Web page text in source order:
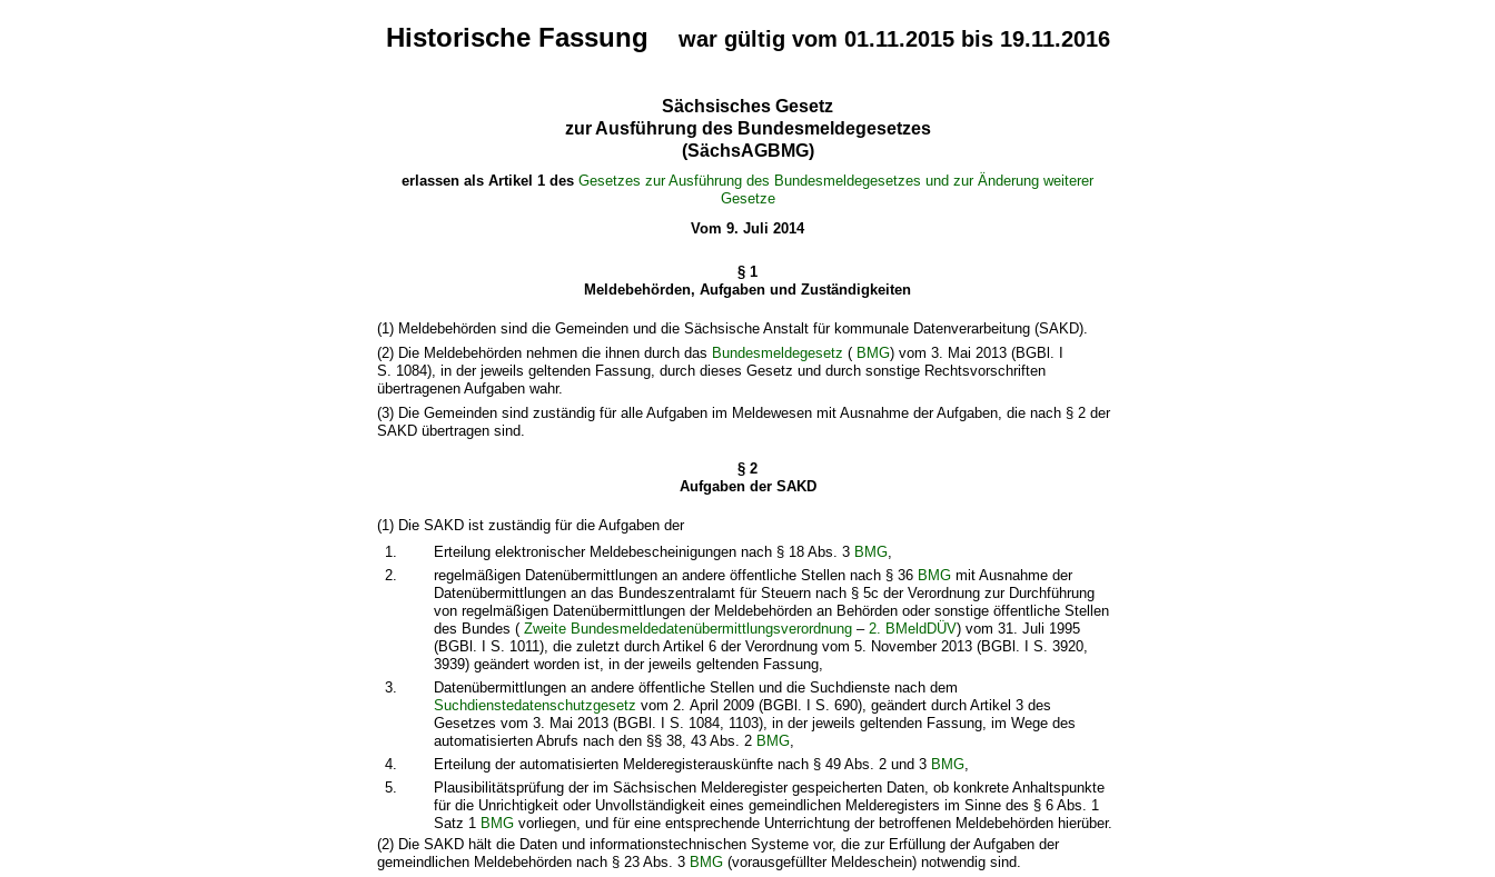
Historische Fassung war gültig vom 01.11.2015 bis 19.11.2016
Sächsisches Gesetz
zur Ausführung des Bundesmeldegesetzes
(SächsAGBMG)
erlassen als Artikel 1 des Gesetzes zur Ausführung des Bundesmeldegesetzes und zur Änderung weiterer
Gesetze
Vom 9. Juli 2014
§ 1
Meldebehörden, Aufgaben und Zuständigkeiten
(1) Meldebehörden sind die Gemeinden und die Sächsische Anstalt für kommunale Datenverarbeitung (SAKD).
(2) Die Meldebehörden nehmen die ihnen durch das Bundesmeldegesetz ( BMG) vom 3. Mai 2013 (BGBl. I
S. 1084), in der jeweils geltenden Fassung, durch dieses Gesetz und durch sonstige Rechtsvorschriften
übertragenen Aufgaben wahr.
(3) Die Gemeinden sind zuständig für alle Aufgaben im Meldewesen mit Ausnahme der Aufgaben, die nach § 2 der
SAKD übertragen sind.
§ 2
Aufgaben der SAKD
(1) Die SAKD ist zuständig für die Aufgaben der
1.
Erteilung elektronischer Meldebescheinigungen nach § 18 Abs. 3 BMG
2.
regelmäßigen Datenübermittlungen an andere öffentliche Stellen nach § 36 BMG mit Ausnahme der
Datenübermittlungen an das Bundeszentralamt für Steuern nach § 5c der Verordnung zur Durchführung
von regelmäßigen Datenübermittlungen der Meldebehörden an Behörden oder sonstige öffentliche Stellen
des Bundes (Zweite Bundesmeldedatenübermittlungsverordnung – 2. BMeldDÜV) vom 31. Juli 1995
(BGBl. I S. 1011), die zuletzt durch Artikel 6 der Verordnung vom 5. November 2013 (BGBl. I S. 3920,
3939) geändert worden ist, in der jeweils geltenden Fassung,
3.
Datenübermittlungen an andere öffentliche Stellen und die Suchdienste nach dem
Suchdienstedatenschutzgesetz vom 2. April 2009 (BGBl. I S. 690), geändert durch Artikel 3 des
Gesetzes vom 3. Mai 2013 (BGBl. I S. 1084, 1103), in der jeweils geltenden Fassung, im Wege des
automatisierten Abrufs nach den §§ 38, 43 Abs. 2 BMG
4.
Erteilung der automatisierten Melderegisterauskünfte nach § 49 Abs. 2 und 3 BMG
5.
Plausibilitätsprüfung der im Sächsischen Melderegister gespeicherten Daten, ob konkrete Anhaltspunkte
für die Unrichtigkeit oder Unvollständigkeit eines gemeindlichen Melderegisters im Sinne des § 6 Abs. 1
Satz 1 BMG vorliegen, und für eine entsprechende Unterrichtung der betroffenen Meldebehörden hierüber.
(2) Die SAKD hält die Daten und informationstechnischen Systeme vor, die zur Erfüllung der Aufgaben der
gemeindlichen Meldebehörden nach § 23 Abs. 3 BMG (vorausgefüllter Meldeschein) notwendig sind.